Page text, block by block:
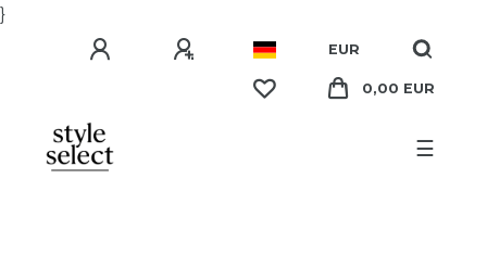
}
EUR
0,00 EUR
☰